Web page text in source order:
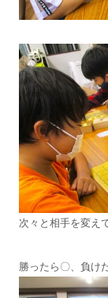
次々と相手を変え
勝ったら〇、負け